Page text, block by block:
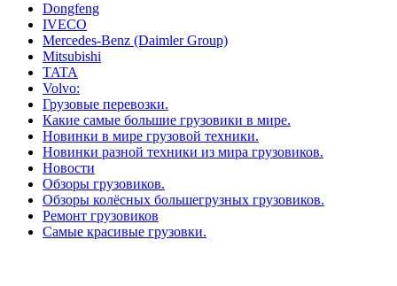
Dongfeng
IVECO
Mercedes-Benz (Daimler Group)
Mitsubishi
TATA
Volvo:
Грузовые перевозки.
Какие самые большие грузовики в мире.
Новинки в мире грузовой техники.
Новинки разной техники из мира грузовиков.
Новости
Обзоры грузовиков.
Обзоры колёсных большегрузных грузовиков.
Ремонт грузовиков
Самые красивые грузовки.